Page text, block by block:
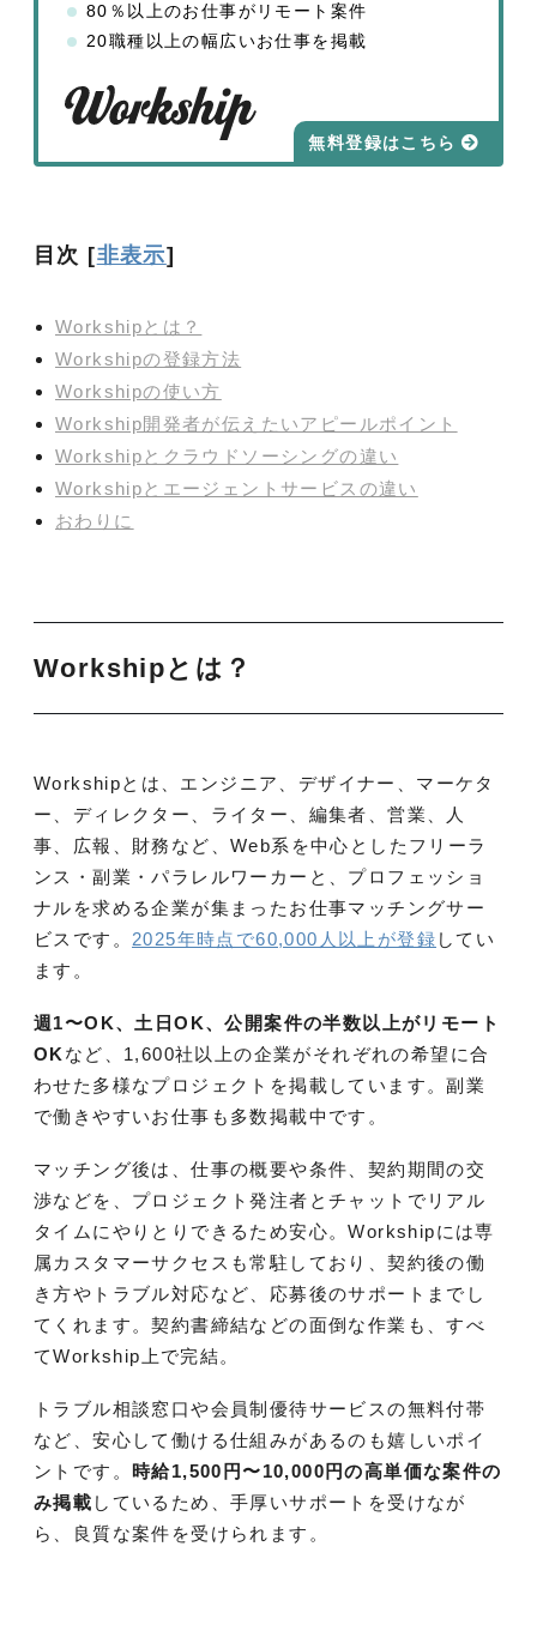
80％以上のお仕事がリモート案件
20職種以上の幅広いお仕事を掲載
無料登録はこちら
目次 [非表示]
Workshipとは？
Workshipの登録方法
Workshipの使い方
Workship開発者が伝えたいアピールポイント
Workshipとクラウドソーシングの違い
Workshipとエージェントサービスの違い
おわりに
Workshipとは？
Workshipとは、エンジニア、デザイナー、マーケタ
ー、ディレクター、ライター、編集者、営業、人
事、広報、財務など、Web系を中心としたフリーラ
ンス・副業・パラレルワーカーと、プロフェッショ
ナルを求める企業が集まったお仕事マッチングサー
ビスです。 2025年時点で60,000人以上が登録 してい
ます。
週1〜OK、土日OK、公開案件の半数以上がリモート
OK など、1,600社以上の企業がそれぞれの希望に合
わせた多様なプロジェクトを掲載しています。副業
で働きやすいお仕事も多数掲載中です。
マッチング後は、仕事の概要や条件、契約期間の交
渉などを、プロジェクト発注者とチャットでリアル
タイムにやりとりできるため安心。Workshipには専
属カスタマーサクセスも常駐しており、契約後の働
き方やトラブル対応など、応募後のサポートまでし
てくれます。契約書締結などの面倒な作業も、すべ
てWorkship上で完結。
トラブル相談窓口や会員制優待サービスの無料付帯
など、安心して働ける仕組みがあるのも嬉しいポイ
ントです。 時給1,500円〜10,000円の高単価な案件の
み掲載 しているため、手厚いサポートを受けなが
ら、良質な案件を受けられます。